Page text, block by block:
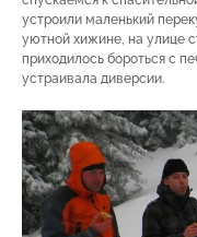
устроили маленький
уютной хижине, на улице
приходилось бороться с
устраивала диверсии.